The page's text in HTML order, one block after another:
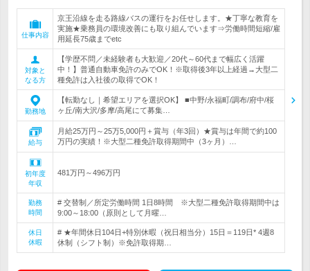
仕事内容
京王沿線を走る路線バスの運行をお任せします。★丁寧な教育を
実施★乗務員の環境改善にも取り組んでいます⇒労働時間短縮/雇
用延長75歳までetc
対象と
なる方
【学歴不問／未経験者も大歓迎／20代～60代まで幅広く活躍
中！】普通自動車免許のみでOK！※取得後3年以上経過→大型二
種免許は入社後の取得でOK！
勤務地
【転勤なし｜希望エリアを選択OK】 ■中野/永福町/調布/府中/桜
ヶ丘/南大沢/多摩/高尾にて募集…
給与
月給25万円～25万5,000円＋賞与（年3回）★賞与は年間で約100
万円の実績！※大型二種免許取得期間中（3ヶ月）…
初年度
年収
481万円～496万円
勤務
時間
# 交替制／所定労働時間 1日8時間 ※大型二種免許取得期間中は
9:00～18:00（原則として月曜…
休日
休暇
# ★年間休日104日+特別休暇（祝日相当分）15日＝119日* 4週8
休制（シフト制）※免許取得期…